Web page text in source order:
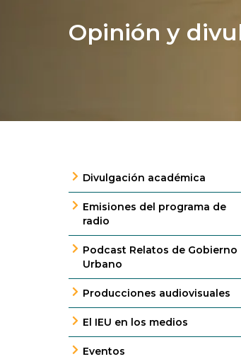
Opinión y
Divulgación académica
Emisiones del programa de
radio
Podcast Relatos de Gobierno
Urbano
Producciones audiovisuales
El IEU en los medios
Eventos